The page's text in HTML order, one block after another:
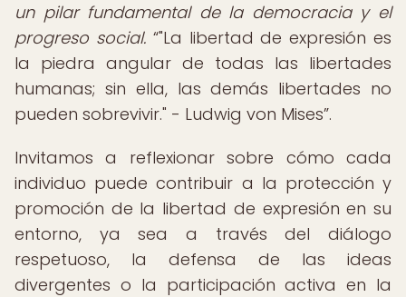
un pilar fundamental de la democracia y el
progreso social. "La libertad de expresión es
la piedra angular de todas las libertades
humanas; sin ella, las demás libertades no
pueden sobrevivir." - Ludwig von Mises .
Invitamos a reflexionar sobre cómo cada
individuo puede contribuir a la protección y
promoción de la libertad de expresión en su
entorno, ya sea a través del diálogo
respetuoso, la defensa de las ideas
divergentes o la participación activa en la